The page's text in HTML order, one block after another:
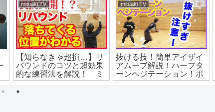
mituaki TV
【知らなきゃ超損…】リ
バウンドのコツと超効果
的な練習法を解説！ ミ
ニバス練習 ミニバス上
達 バスケ練習方法
mituaki TV
抜ける技！簡単アイザイ
アムーブ解説！ハーフタ
ーンヘジテーション！ポ
イントと練習法！バスケ